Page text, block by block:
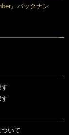
』バックナン
す
す
いて